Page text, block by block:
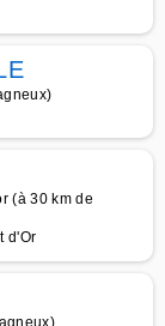
(à 30 km de
d'Or